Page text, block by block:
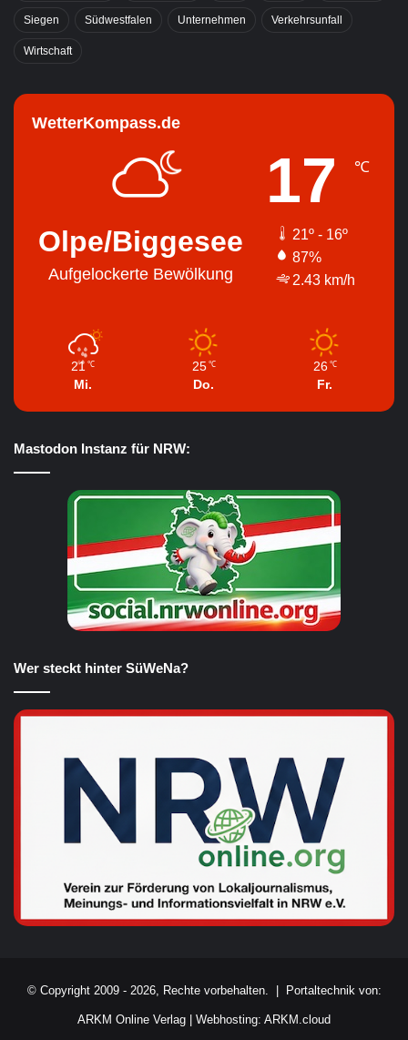
Siegen Südwestfalen Unternehmen Verkehrsunfall
Wirtschaft
WetterKompass.de
Olpe/Biggesee
Aufgelockerte Bewölkung
17 ℃
21º - 16º
87%
2.43 km/h
21 ℃
Mi.
25 ℃
Do.
26 ℃
Fr.
Mastodon Instanz für NRW:
Wer steckt hinter SüWeNa?
© Copyright 2009 - 2026, Rechte vorbehalten. | Portaltechnik von:
ARKM Online Verlag Webhosting: ARKM.cloud